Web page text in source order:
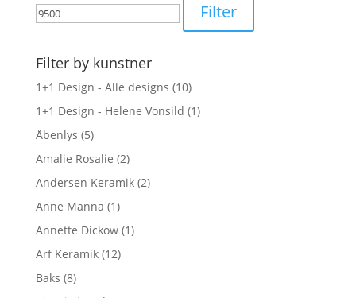
Filter
Filter by kunstner
1+1 Design - Alle designs (10)
1+1 Design - Helene Vonsild (1)
Åbenlys (5)
Amalie Rosalie (2)
Andersen Keramik (2)
Anne Manna (1)
Annette Dickow (1)
Arf Keramik (12)
Baks (8)